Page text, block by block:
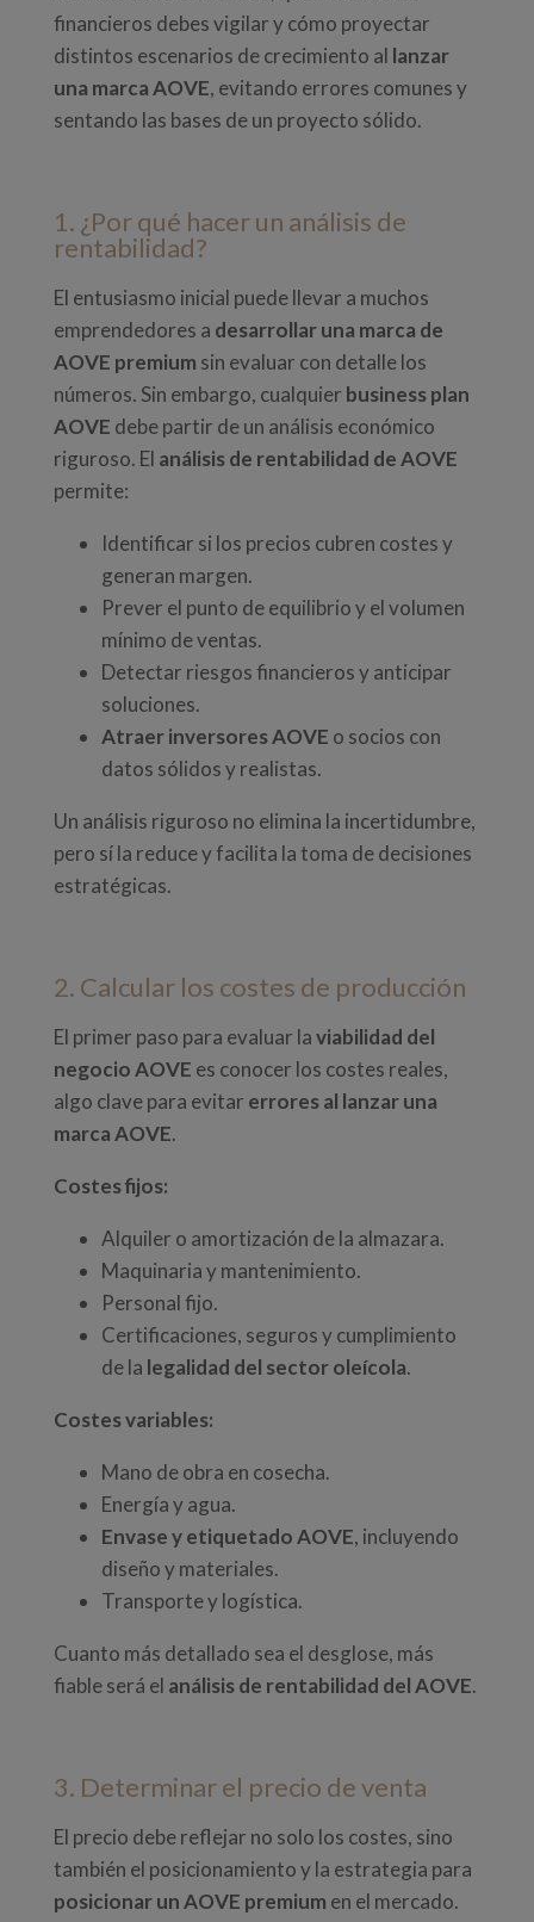
financieros debes vigilar y cómo proyectar
distintos escenarios de crecimiento al lanzar
una marca AOVE, evitando errores comunes y
sentando las bases de un proyecto sólido.
1. ¿Por qué hacer un análisis de
rentabilidad?
El entusiasmo inicial puede llevar a muchos
emprendedores a desarrollar una marca de
AOVE premium sin evaluar con detalle los
números. Sin embargo, cualquier business plan
AOVE debe partir de un análisis económico
riguroso. El análisis de rentabilidad de AOVE
permite:
Identificar si los precios cubren costes y
generan margen.
Prever el punto de equilibrio y el volumen
mínimo de ventas.
Detectar riesgos financieros y anticipar
soluciones.
Atraer inversores AOVE o socios con
datos sólidos y realistas.
Un análisis riguroso no elimina la incertidumbre,
pero sí la reduce y facilita la toma de decisiones
estratégicas.
2. Calcular los costes de producción
El primer paso para evaluar laviabilidad del
negocio AOVE es conocer los costes reales,
algo clave para evitar errores al lanzar una
marca AOVE.
Costes fijos:
Alquiler o amortización de la almazara.
Maquinaria y mantenimiento.
Personal fijo.
Certificaciones, seguros y cumplimiento
de la legalidad del sector oleícola.
Costes variables:
Mano de obra en cosecha.
Energía y agua.
Envase y etiquetado AOVE, incluyendo
diseño y materiales.
Transporte y logística.
Cuanto más detallado sea el desglose, más
fiable será el análisis de rentabilidad del AOVE.
3. Determinar el precio de venta
El precio debe reflejar no solo los costes, sino
también el posicionamiento y la estrategia para
posicionar un AOVE premium en el mercado.